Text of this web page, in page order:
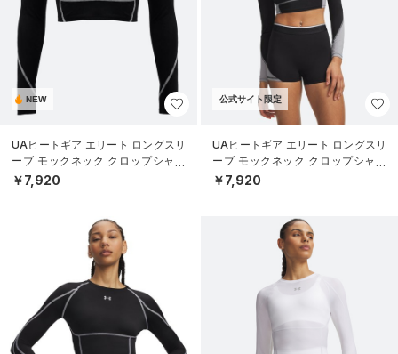
NEW
UAヒートギア エリート ロングスリ
ーブ モックネック クロップシャツ
（トレーニング/WOMEN）
￥7,920
公式サイト限定
UAヒートギア エリート ロングスリ
ーブ モックネック クロップシャツ
（トレーニング/WOMEN）
￥7,920